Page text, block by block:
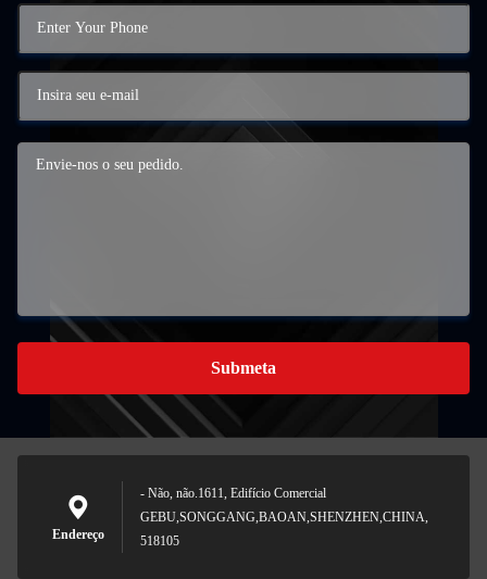
Submeta
Endereço
- Não, não.1611, Edifício Comercial
GEBU,SONGGANG,BAOAN,SHENZHEN,CHINA,
518105